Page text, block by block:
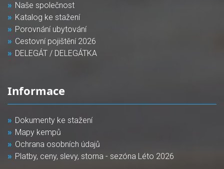
Naše společnost
Katalog ke stažení
Porovnání ubytování
Cestovní pojištění 2026
DELEGÁT / DELEGÁTKA
Informace
Dokumenty ke stažení
Mapy kempů
Ochrana osobních údajů
Platby, ceny, slevy, storna - sezóna Léto 2026